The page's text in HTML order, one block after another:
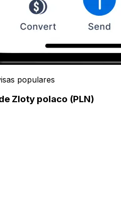
populares
Zloty polaco (PLN)